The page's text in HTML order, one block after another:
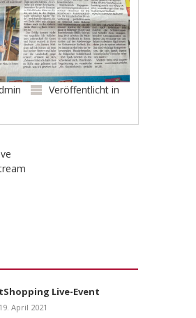
Veröffentlicht in
Live-Event
April 2021